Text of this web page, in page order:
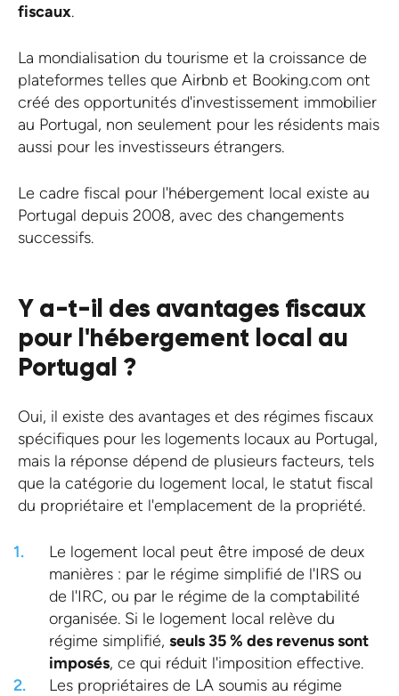
fiscaux.
La mondialisation du tourisme et la croissance de
plateformes telles que Airbnb et Booking.com ont
créé des opportunités d'investissement immobilier
au Portugal, non seulement pour les résidents mais
aussi pour les investisseurs étrangers.
Le cadre fiscal pour l'hébergement local existe au
Portugal depuis 2008, avec des changements
successifs.
Y a-t-il des avantages fiscaux
pour l'hébergement local au
Portugal ?
Oui, il existe des avantages et des régimes fiscaux
spécifiques pour les logements locaux au Portugal,
mais la réponse dépend de plusieurs facteurs, tels
que la catégorie du logement local, le statut fiscal
du propriétaire et l'emplacement de la propriété.
Le logement local peut être imposé de deux
manières : par le régime simplifié de l'IRS ou
de l'IRC, ou par le régime de la comptabilité
organisée. Si le logement local relève du
régime simplifié, seuls 35 % des revenus sont
imposés, ce qui réduit l'imposition effective.
Les propriétaires de LA soumis au régime